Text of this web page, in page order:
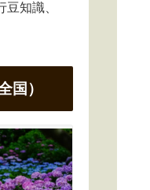
知識、
国）